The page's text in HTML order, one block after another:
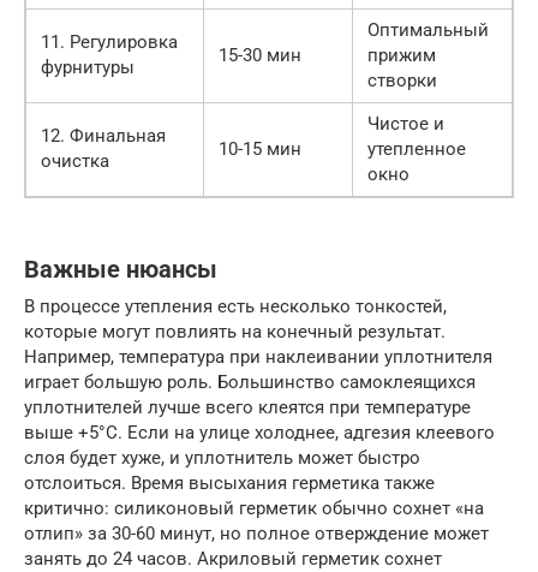
11. Регулировка
фурнитуры
15-30 мин
Оптимальный
прижим
створки
12. Финальная
очистка
10-15 мин
Чистое и
утепленное
окно
Важные нюансы
В процессе утепления есть несколько тонкостей,
которые могут повлиять на конечный результат.
Например, температура при наклеивании уплотнителя
играет большую роль. Большинство самоклеящихся
уплотнителей лучше всего клеятся при температуре
выше +5°C. Если на улице холоднее, адгезия клеевого
слоя будет хуже, и уплотнитель может быстро
отслоиться. Время высыхания герметика также
критично: силиконовый герметик обычно сохнет «на
отлип» за 30-60 минут, но полное отверждение может
занять до 24 часов. Акриловый герметик сохнет